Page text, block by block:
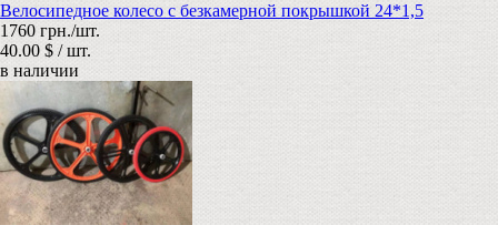
Велосипедное колесо с безкамерной покрышкой 24*1,5
1760 грн./шт.
40.00 $ / шт.
в наличии